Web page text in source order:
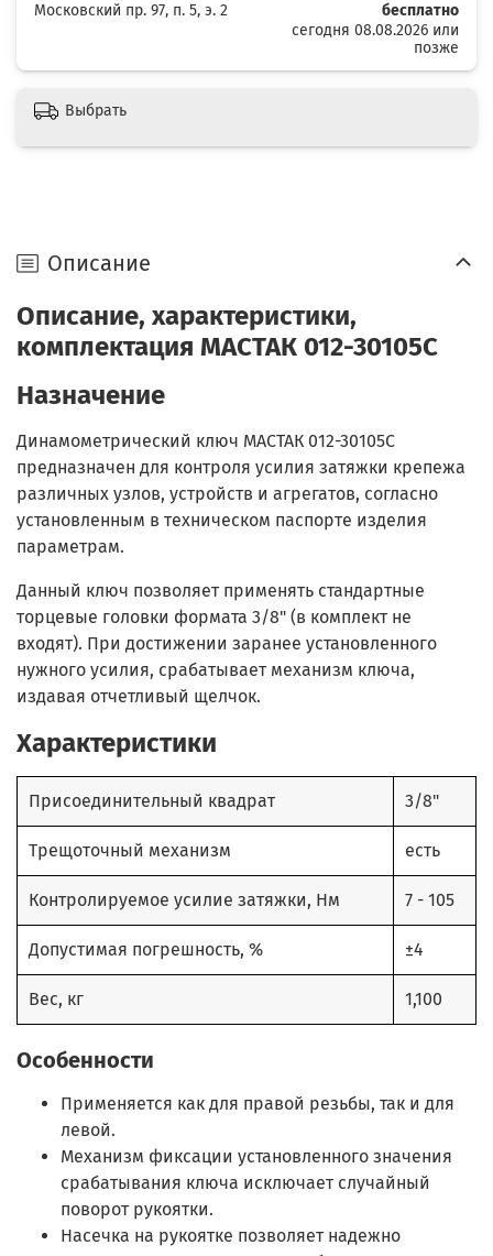
Московский пр. 97, п. 5, э. 2
бесплатно
сегодня 08.08.2026 или
позже
Выбрать
Описание
Описание, характеристики,
комплектация МАСТАК 012-30105C
Назначение
Динамометрический ключ МАСТАК 012-30105C
предназначен для контроля усилия затяжки крепежа
различных узлов, устройств и агрегатов, согласно
установленным в техническом паспорте изделия
параметрам.
Данный ключ позволяет применять стандартные
торцевые головки формата 3/8" (в комплект не
входят). При достижении заранее установленного
нужного усилия, срабатывает механизм ключа,
издавая отчетливый щелчок.
Характеристики
Присоединительный квадрат 3/8"
Трещоточный механизм есть
Контролируемое усилие затяжки, Нм 7 - 105
Допустимая погрешность, % ±4
Вес, кг 1,100
Особенности
Применяется как для правой резьбы, так и для
левой.
Механизм фиксации установленного значения
срабатывания ключа исключает случайный
поворот рукоятки.
Насечка на рукоятке позволяет надежно